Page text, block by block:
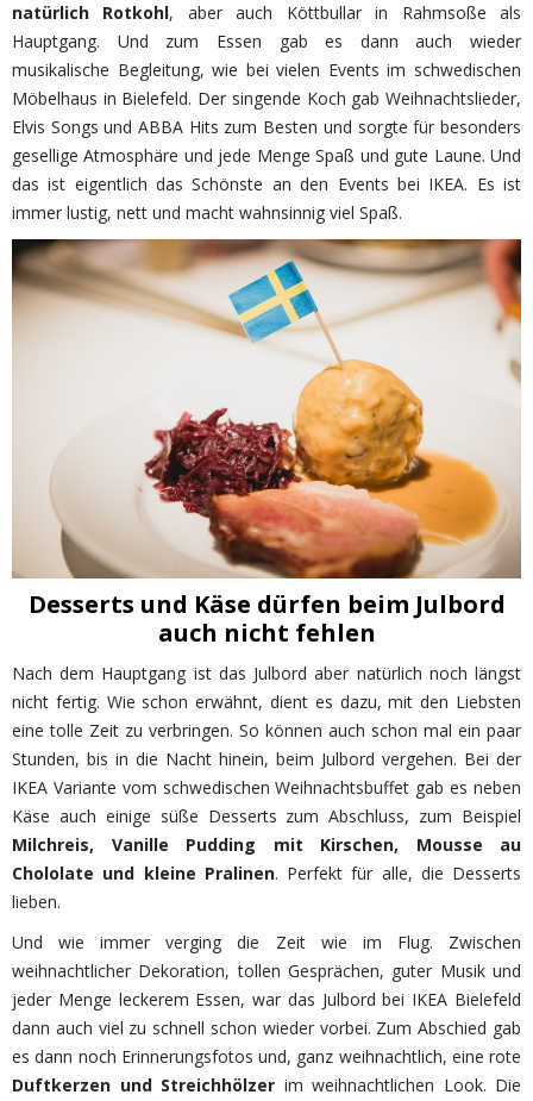
natürlich Rotkohl, aber auch Köttbullar in Rahmsoße als
Hauptgang. Und zum Essen gab es dann auch wieder
musikalische Begleitung, wie bei vielen Events im schwedischen
Möbelhaus in Bielefeld. Der singende Koch gab Weihnachtslieder,
Elvis Songs und ABBA Hits zum Besten und sorgte für besonders
gesellige Atmosphäre und jede Menge Spaß und gute Laune. Und
das ist eigentlich das Schönste an den Events bei IKEA. Es ist
immer lustig, nett und macht wahnsinnig viel Spaß.
Desserts und Käse dürfen beim Julbord
auch nicht fehlen
Nach dem Hauptgang ist das Julbord aber natürlich noch längst
nicht fertig. Wie schon erwähnt, dient es dazu, mit den Liebsten
eine tolle Zeit zu verbringen. So können auch schon mal ein paar
Stunden, bis in die Nacht hinein, beim Julbord vergehen. Bei der
IKEA Variante vom schwedischen Weihnachtsbuffet gab es neben
Käse auch einige süße Desserts zum Abschluss, zum Beispiel
Milchreis, Vanille Pudding mit Kirschen, Mousse au
Chololate und kleine Pralinen. Perfekt für alle, die Desserts
lieben.
Und wie immer verging die Zeit wie im Flug. Zwischen
weihnachtlicher Dekoration, tollen Gesprächen, guter Musik und
jeder Menge leckerem Essen, war das Julbord bei IKEA Bielefeld
dann auch viel zu schnell schon wieder vorbei. Zum Abschied gab
es dann noch Erinnerungsfotos und, ganz weihnachtlich, eine rote
Duftkerzen und Streichhölzer im weihnachtlichen Look. Die